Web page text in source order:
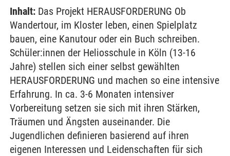
Inhalt: Das Projekt HERAUSFORDERUNG Ob
Wandertour, im Kloster leben, einen Spielplatz
bauen, eine Kanutour oder ein Buch schreiben.
Schüler:innen der Heliosschule in Köln (13-16
Jahre) stellen sich einer selbst gewählten
HERAUSFORDERUNG und machen so eine intensive
Erfahrung. In ca. 3-6 Monaten intensiver
Vorbereitung setzen sie sich mit ihren Stärken,
Träumen und Ängsten auseinander. Die
Jugendlichen definieren basierend auf ihren
eigenen Interessen und Leidenschaften für sich